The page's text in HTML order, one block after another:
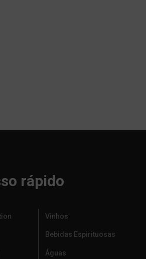
rápido
Vinhos
Bebidas Espirituosas
Águas